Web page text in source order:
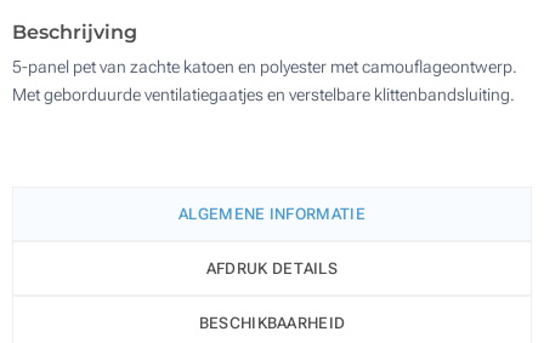
Beschrijving
5-panel pet van zachte katoen en polyester met camouflageontwerp.
Met geborduurde ventilatiegaatjes en verstelbare klittenbandsluiting.
ALGEMENE INFORMATIE
AFDRUK DETAILS
BESCHIKBAARHEID